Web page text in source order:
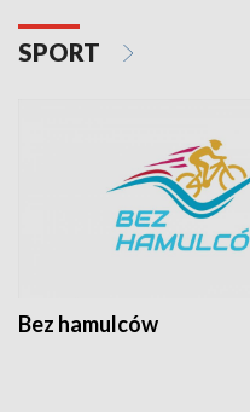
SPORT
Bez hamulców